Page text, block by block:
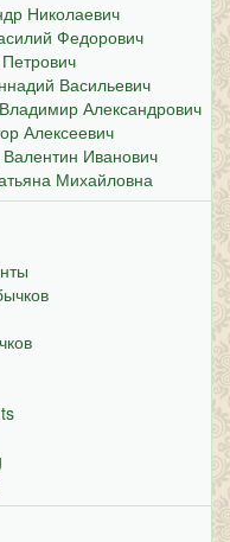
Николаевич
Федорович
Васильевич
Александрович
Алексеевич
Валентин Иванович
Михайловна